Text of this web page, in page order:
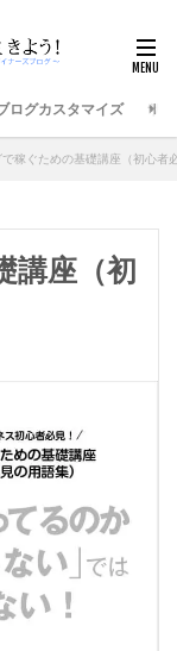
ログカスタマイズ サ
で稼ぐための基礎講座（初心者
講座（初